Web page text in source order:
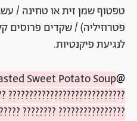
טפטוף שמן זית או טחינה /
פטרוזיליה) / שקדים פרוסים
לנגיעת פיקנטיות.
@dr.vegan
Sweet Potato Soup
????????????????????????????
???????? ????????????????